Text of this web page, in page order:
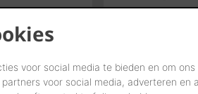
voor social media te bieden en om
voor social media, adverteren en